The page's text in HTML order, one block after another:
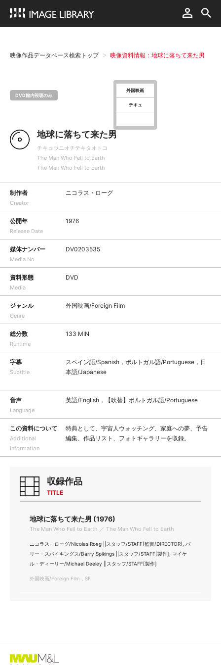
映像作品データベース検索トップ 映像資料情報：地球に落ちて来た男
DVD館内視聴のみ
外国映画
チキュ
地球に落ちて来た男
チキュウニオチテキタオトコ
The Man Who Fell to Earth
The Man Who Fell to Earth
制作者
Creator
ニコラス・ローグ
公開年
Release Date
1976
媒体ナンバー
Media No
DV0203535
資料形態
Media
DVD
ジャンル
Genre
外国映画/Foreign Film
総分数
Runtime
133 MIN
字幕
Subtitle
スペイン語/Spanish，ポルトガル語/Portuguese，日
本語/Japanese
音声
Language
英語/English，【吹替】ポルトガル語/Portuguese
この資料について
Additional
Information
特典として、宇宙人ウォッチング、家庭への夢、予告
編集、作品リスト、フォトギャラリーを収録。
収録作品
TITLE
地球に落ちて来た男 (1976)
The Man Who Fell to Earth ／ The Man Who Fell to Earth
ニコラス・ローグ/Nicolas Roeg ||スタッフ/STAFF[監督/DIRECTOR], バ
リー・スパイキングス/Barry Spikings ||スタッフ/STAFF[製作], マイケ
ル・ディーリー/Michael Deeley ||スタッフ/STAFF[製作]
外国映画/Foreign Film，SF